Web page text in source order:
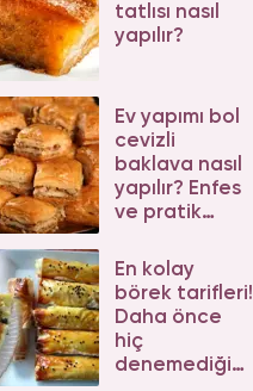
tatlısı nasıl
yapılır?
Ev yapımı bol
cevizli
baklava nasıl
yapılır? Enfes
ve pratik
baklava tarifi
En kolay
börek tarifleri!
Daha önce
hiç
denemediğiniz